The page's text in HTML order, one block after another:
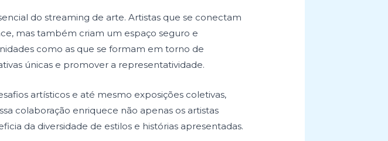
do streaming de arte. Artistas que se conectam
mas também criam um espaço seguro e
como as que se formam em torno de
únicas e promover a representatividade.
artísticos e até mesmo exposições coletivas,
colaboração enriquece não apenas os artistas
da diversidade de estilos e histórias apresentadas.